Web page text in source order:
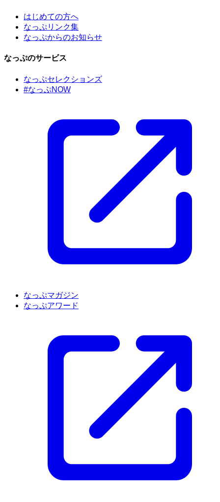
はじめての方へ
なっぷリンク集
なっぷからのお知らせ
なっぷのサービス
なっぷセレクションズ
#なっぷNOW
なっぷマガジン
なっぷアワード